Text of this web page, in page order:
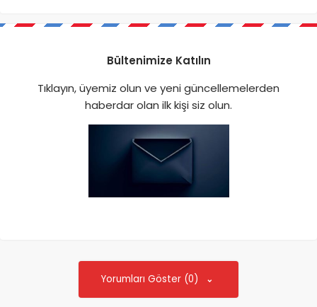
Bültenimize Katılın
Tıklayın, üyemiz olun ve yeni güncellemelerden
haberdar olan ilk kişi siz olun.
Yorumları Göster (0)